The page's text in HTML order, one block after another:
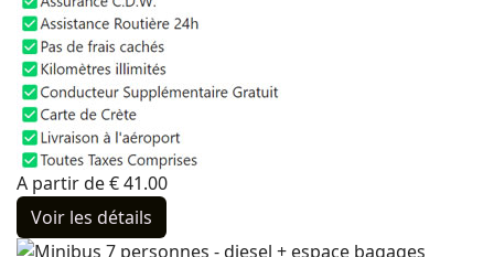
A partir de€41.00
Voir les détails